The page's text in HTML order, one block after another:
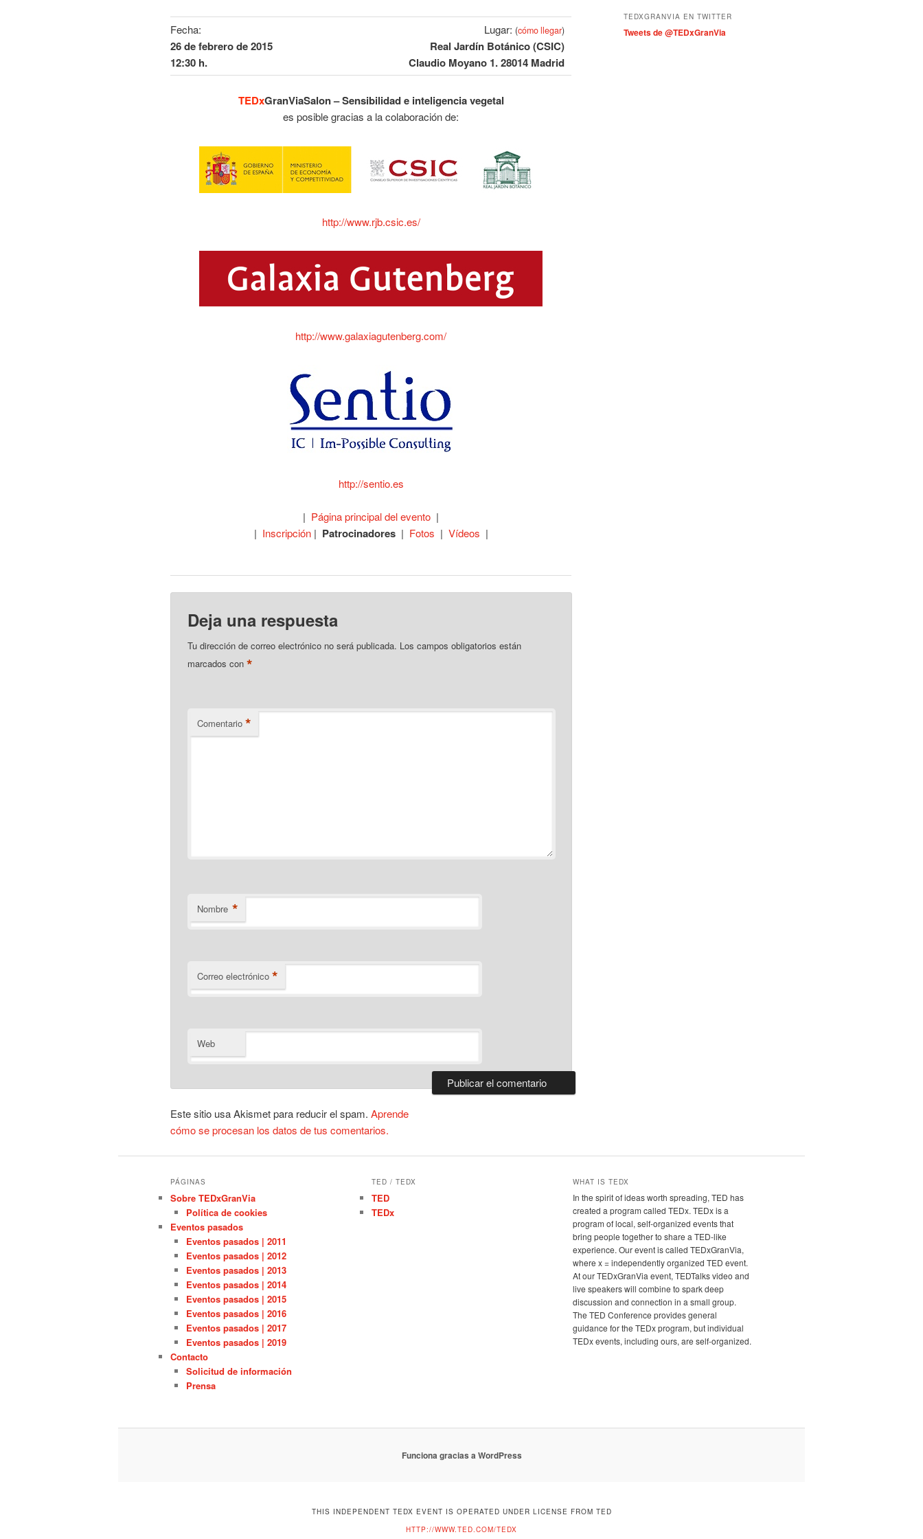
Fecha:
26 de febrero de 2015
12:30 h.
Lugar: (cómo llegar)
Real Jardín Botánico (CSIC)
Claudio Moyano 1. 28014 Madrid
TEDxGranViaSalon – Sensibilidad e inteligencia vegetal
es posible gracias a la colaboración de:
http://www.rjb.csic.es/
http://www.galaxiagutenberg.com/
http://sentio.es
| Página principal del evento |
| Inscripción| Patrocinadores| Fotos | Vídeos |
Deja una respuesta
Tu dirección de correo electrónico no será publicada. Los campos obligatorios están
marcados con*
Comentario *
Nombre *
Correo electrónico *
Web
Este sitio usa Akismet para reducir el spam. Aprende
cómo se procesan los datos de tus comentarios.
a
s
TEDXGRANVIA EN TWITTER
Tweets de @TEDxGranVia
PÁGINAS
Sobre TEDxGranVia
Política de cookies
Eventos pasados
Eventos pasados | 2011
Eventos pasados | 2012
Eventos pasados | 2013
Eventos pasados | 2014
Eventos pasados | 2015
Eventos pasados | 2016
Eventos pasados | 2017
Eventos pasados | 2019
Contacto
Solicitud de información
Prensa
TED / TEDX
TED
TEDx
WHAT IS TEDX
In the spirit of ideas worth spreading, TED has
created a program called TEDx. TEDx is a
program of local, self-organized events that
bring people together to share a TED-like
experience. Our event is called TEDxGranVia,
where x = independently organized TED event.
At our TEDxGranVia event, TEDTalks video and
live speakers will combine to spark deep
discussion and connection in a small group.
The TED Conference provides general
guidance for the TEDx program, but individual
TEDx events, including ours, are self-organized.
Funciona gracias a WordPress
THIS INDEPENDENT TEDX EVENT IS OPERATED UNDER LICENSE FROM TED
HTTP://WWW.TED.COM/TEDX